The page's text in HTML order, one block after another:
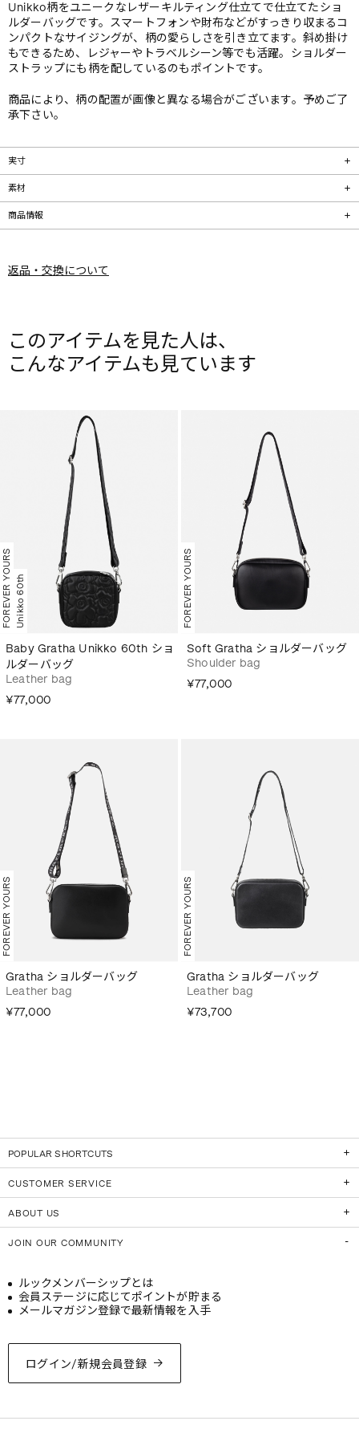
Unikko柄をユニークなレザーキルティング仕立てで仕立てたショ
ルダーバッグです。スマートフォンや財布などがすっきり収まるコ
ンパクトなサイジングが、柄の愛らしさを引き立てます。斜め掛け
もできるため、レジャーやトラベルシーン等でも活躍。ショルダー
ストラップにも柄を配しているのもポイントです。
商品により、柄の配置が画像と異なる場合がございます。予めご了
承下さい。
実寸
素材
商品情報
返品・交換について
このアイテムを見た人は、
こんなアイテムも見ています
FOREVER YOURSUnikko 60th
Baby Gratha Unikko 60th ショ
ルダーバッグ
Leather bag
¥77,000
FOREVER YOURS
Soft Gratha ショルダーバッグ
Shoulder bag
¥77,000
FOREVER YOURS
Gratha ショルダーバッグ
Leather bag
¥77,000
FOREVER YOURS
Gratha ショルダーバッグ
Leather bag
¥73,700
POPULAR SHORTCUTS
CUSTOMER SERVICE
ABOUT US
JOIN OUR COMMUNITY
ログイン/新規会員登録
ルックメンバーシップとは
会員ステージに応じてポイントが貯まる
メールマガジン登録で最新情報を入手